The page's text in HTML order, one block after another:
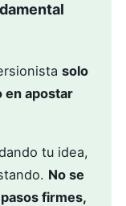
solo
en apostar
tu idea,
No se
firmes,